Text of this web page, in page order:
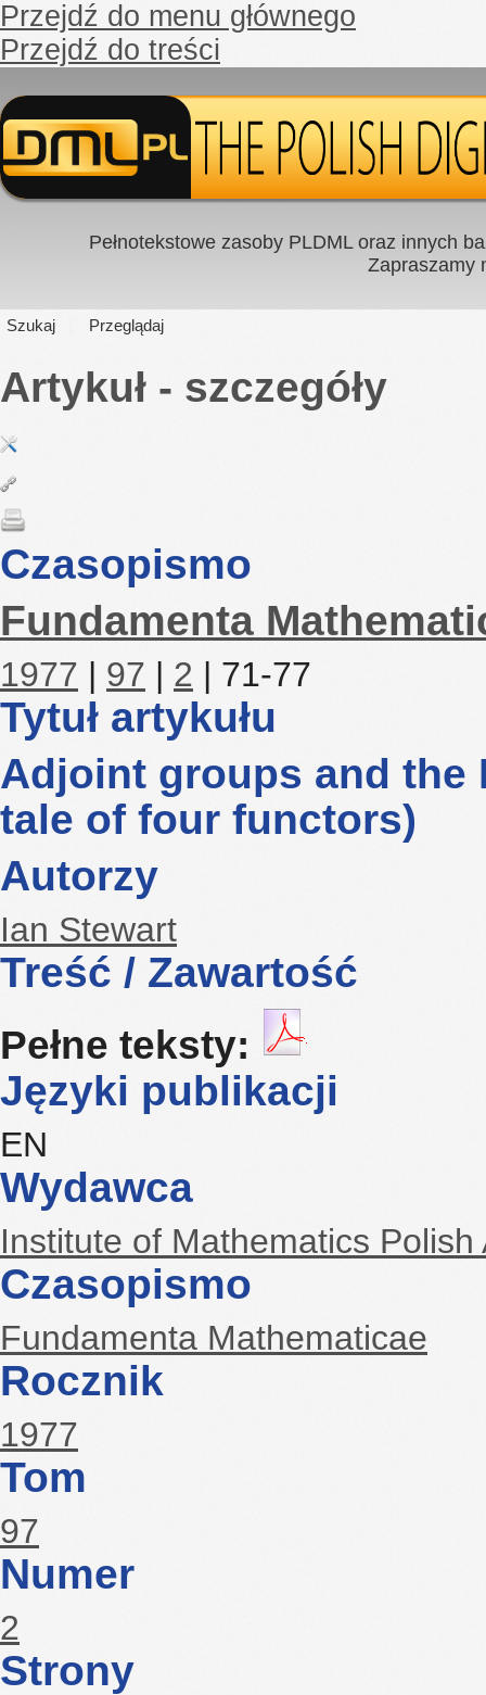
Przejdź do menu głównego
Przejdź do treści
Pełnotekstowe zasoby PLDML oraz innych
Zapraszamy
Szukaj Przeglądaj
Artykuł - szczegóły
Czasopismo
Fundamenta
1977 | 97 | 2 | 71-77
Tytuł artykułu
Adjoint groups and the
tale of four functors)
Autorzy
Ian Stewart
Treść / Zawartość
Pełne teksty:
Języki publikacji
EN
Wydawca
Institute of Mathematics
Czasopismo
Fundamenta Mathematicae
Rocznik
1977
Tom
97
Numer
2
Strony